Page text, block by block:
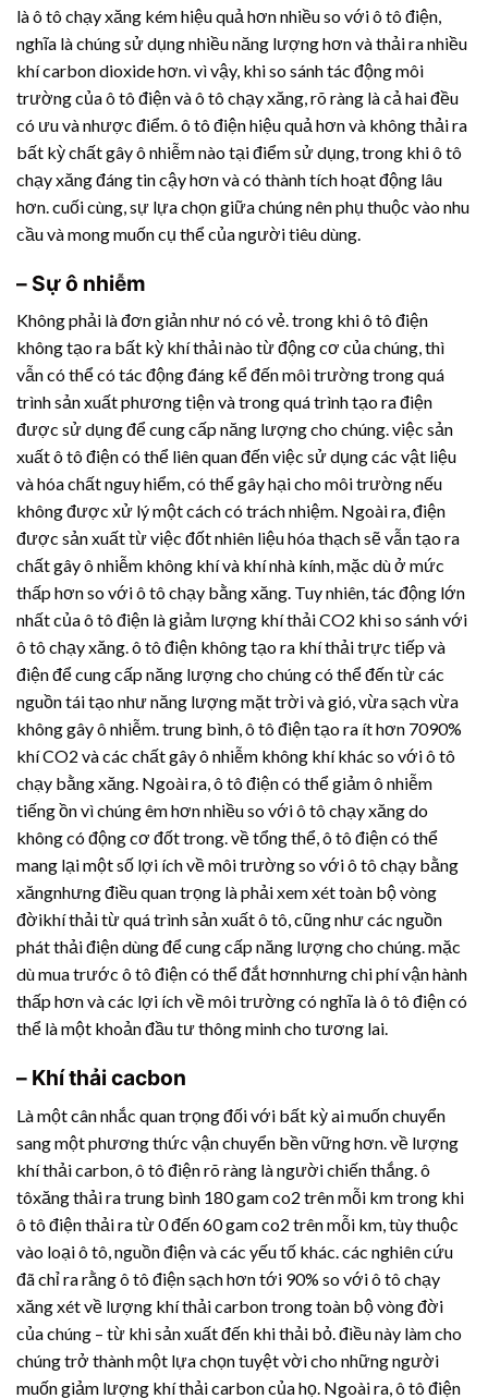
là ô tô chạy xăng kém hiệu quả hơn nhiều so với ô tô điện,
nghĩa là chúng sử dụng nhiều năng lượng hơn và thải ra nhiều
khí carbon dioxide hơn. vì vậy, khi so sánh tác động môi
trường của ô tô điện và ô tô chạy xăng, rõ ràng là cả hai đều
có ưu và nhược điểm. ô tô điện hiệu quả hơn và không thải ra
bất kỳ chất gây ô nhiễm nào tại điểm sử dụng, trong khi ô tô
chạy xăng đáng tin cậy hơn và có thành tích hoạt động lâu
hơn. cuối cùng, sự lựa chọn giữa chúng nên phụ thuộc vào nhu
cầu và mong muốn cụ thể của người tiêu dùng.
– Sự ô nhiễm
Không phải là đơn giản như nó có vẻ. trong khi ô tô điện
không tạo ra bất kỳ khí thải nào từ động cơ của chúng, thì
vẫn có thể có tác động đáng kể đến môi trường trong quá
trình sản xuất phương tiện và trong quá trình tạo ra điện
được sử dụng để cung cấp năng lượng cho chúng. việc sản
xuất ô tô điện có thể liên quan đến việc sử dụng các vật liệu
và hóa chất nguy hiểm, có thể gây hại cho môi trường nếu
không được xử lý một cách có trách nhiệm. Ngoài ra, điện
được sản xuất từ ​​việc đốt nhiên liệu hóa thạch sẽ vẫn tạo ra
chất gây ô nhiễm không khí và khí nhà kính, mặc dù ở mức
thấp hơn so với ô tô chạy bằng xăng. Tuy nhiên, tác động lớn
nhất của ô tô điện là giảm lượng khí thải CO2 khi so sánh với
ô tô chạy xăng. ô tô điện không tạo ra khí thải trực tiếp và
điện để cung cấp năng lượng cho chúng có thể đến từ các
nguồn tái tạo như năng lượng mặt trời và gió, vừa sạch vừa
không gây ô nhiễm. trung bình, ô tô điện tạo ra ít hơn 7090%
khí CO2 và các chất gây ô nhiễm không khí khác so với ô tô
chạy bằng xăng. Ngoài ra, ô tô điện có thể giảm ô nhiễm
tiếng ồn vì chúng êm hơn nhiều so với ô tô chạy xăng do
không có động cơ đốt trong. về tổng thể, ô tô điện có thể
mang lại một số lợi ích về môi trường so với ô tô chạy bằng
xăngnhưng điều quan trọng là phải xem xét toàn bộ vòng
đờikhí thải từ quá trình sản xuất ô tô, cũng như các nguồn
phát thải điện dùng để cung cấp năng lượng cho chúng. mặc
dù mua trước ô tô điện có thể đắt hơnnhưng chi phí vận hành
thấp hơn và các lợi ích về môi trường có nghĩa là ô tô điện có
thể là một khoản đầu tư thông minh cho tương lai.
– Khí thải cacbon
Là một cân nhắc quan trọng đối với bất kỳ ai muốn chuyển
sang một phương thức vận chuyển bền vững hơn. về lượng
khí thải carbon, ô tô điện rõ ràng là người chiến thắng. ô
tôxăng thải ra trung bình 180 gam co2 trên mỗi km trong khi
ô tô điện thải ra từ 0 đến 60 gam co2 trên mỗi km, tùy thuộc
vào loại ô tô, nguồn điện và các yếu tố khác. các nghiên cứu
đã chỉ ra rằng ô tô điện sạch hơn tới 90% so với ô tô chạy
xăng xét về lượng khí thải carbon trong toàn bộ vòng đời
của chúng – từ khi sản xuất đến khi thải bỏ. điều này làm cho
chúng trở thành một lựa chọn tuyệt vời cho những người
muốn giảm lượng khí thải carbon của họ. Ngoài ra, ô tô điện